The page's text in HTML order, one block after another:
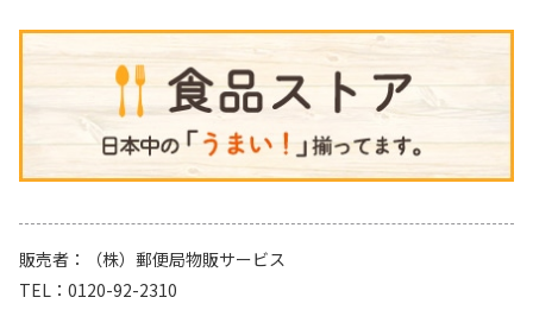
販売者
（株）郵便局物販サービス
TEL
0120-92-2310